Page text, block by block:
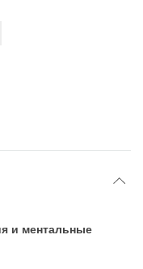
и ментальные